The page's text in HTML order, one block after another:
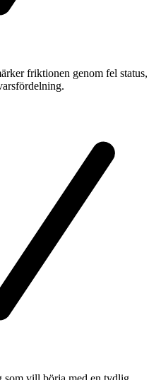
friktionen genom fel status,